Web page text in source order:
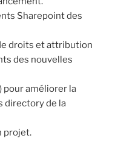
Sharepoint des
droits et attribution
des nouvelles
pour améliorer la
directory de la
projet.